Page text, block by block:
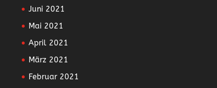
Juni 2021
Mai 2021
April 2021
März 2021
Februar 2021